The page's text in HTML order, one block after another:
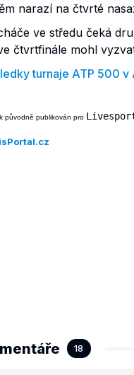
narazí na čtvrté
ve středu čeká
čtvrtfinále mohl
turnaje ATP 500 v
původně publikován pro
18